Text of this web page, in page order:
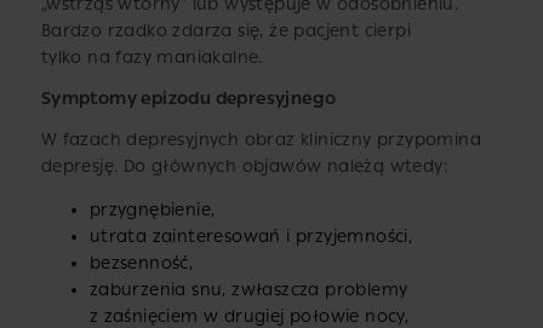
Bardzo rzadko zdarza się, że pacjent cierpi
tylko na fazy maniakalne.
Symptomy epizodu depresyjnego
W fazach depresyjnych obraz kliniczny przypomina
depresję. Do głównych objawów należą wtedy:
przygnębienie,
utrata zainteresowań i przyjemności,
bezsenność,
zaburzenia snu, zwłaszcza problemy
z zaśnięciem w drugiej połowie nocy,